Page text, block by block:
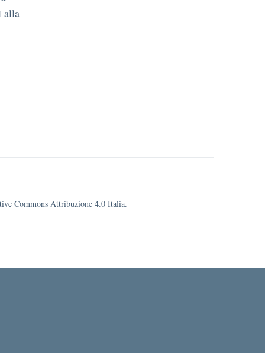
alla
Commons Attribuzione 4.0 Italia.